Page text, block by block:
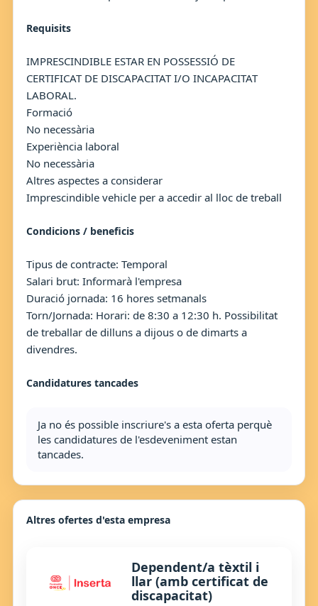
Requisits
IMPRESCINDIBLE ESTAR EN POSSESSIÓ DE
CERTIFICAT DE DISCAPACITAT I/O INCAPACITAT
LABORAL.
Formació
No necessària
Experiència laboral
No necessària
Altres aspectes a considerar
Imprescindible vehicle per a accedir al lloc de treball
Condicions / beneficis
Tipus de contracte: Temporal
Salari brut: Informarà l'empresa
Duració jornada: 16 hores setmanals
Torn/Jornada: Horari: de 8:30 a 12:30 h. Possibilitat
de treballar de dilluns a dijous o de dimarts a
divendres.
Candidatures tancades
Ja no és possible inscriure's a esta oferta perquè
les candidatures de l'esdeveniment estan
tancades.
Altres ofertes d'esta empresa
Dependent/a tèxtil i
llar (amb certificat de
discapacitat)